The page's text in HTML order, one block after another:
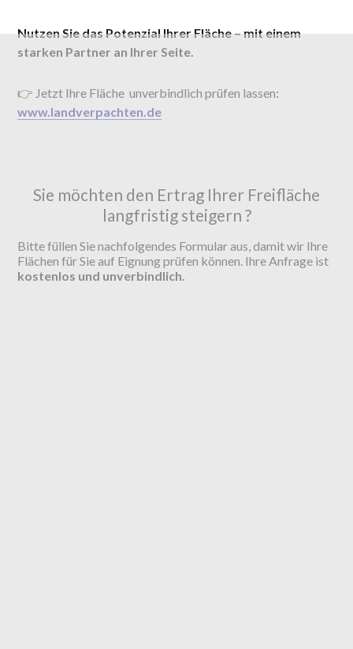
Nutzen Sie das Potenzial Ihrer Fläche – mit einem
starken Partner an Ihrer Seite.
👉 Jetzt Ihre Fläche unverbindlich prüfen lassen:
www.landverpachten.de
Sie möchten den Ertrag Ihrer Freifläche
langfristig steigern ?
Bitte füllen Sie nachfolgendes Formular aus, damit wir Ihre
Flächen für Sie auf Eignung prüfen können. Ihre Anfrage ist
kostenlos und unverbindlich.